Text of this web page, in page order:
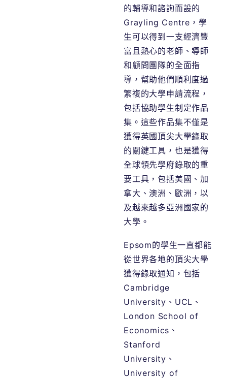
的輔導和諮詢而設的
Grayling Centre，學
生可以得到一支經濟豐
富且熱心的老師、導師
和顧問團隊的全面指
導，幫助他們順利度過
繁複的大學申請流程，
包括協助學生制定作品
集。這些作品集不僅是
獲得英國頂尖大學錄取
的關鍵工具，也是獲得
全球領先學府錄取的重
要工具，包括美國、加
拿大、澳洲、歐洲，以
及越來越多亞洲國家的
大學。
Epsom的學生一直都能
從世界各地的頂尖大學
獲得錄取通知，包括
Cambridge
University 、 UCL 、
London School of
Economics 、
Stanford
University 、
University of